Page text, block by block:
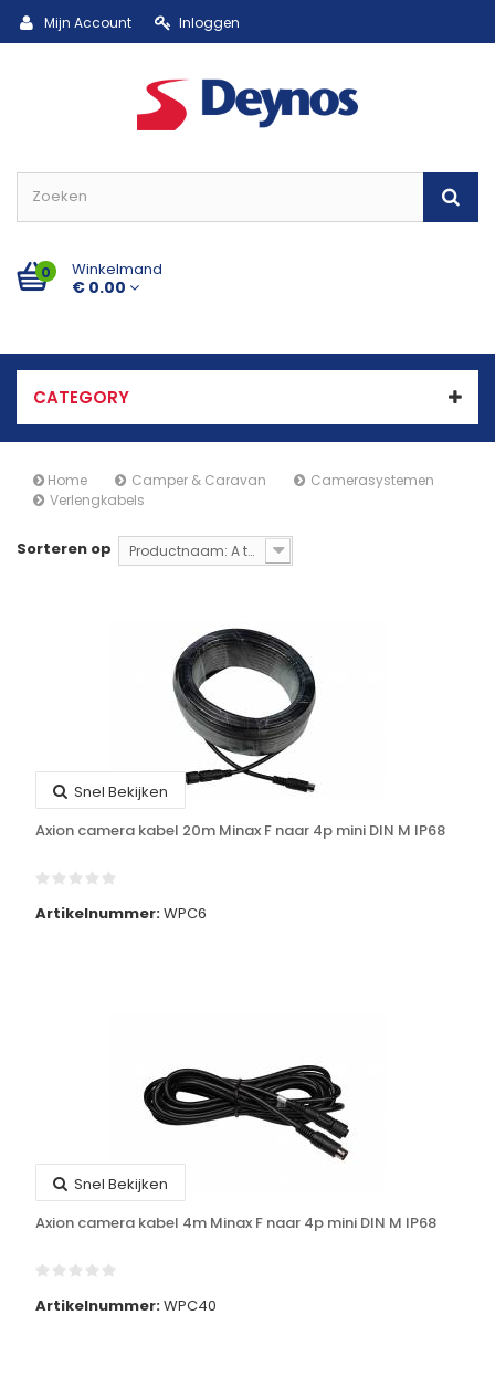
Mijn Account Inloggen
0 Winkelmand
€ 0.00
CATEGORY
Home Camper & Caravan
Camerasystemen
Verlengkabels
Sorteren op Productnaam: A tot Z
Snel Bekijken
Axion camera kabel 20m Minax F naar 4p mini DIN M IP68
Artikelnummer:WPC6
Snel Bekijken
Axion camera kabel 4m Minax F naar 4p mini DIN M IP68
Artikelnummer:WPC40